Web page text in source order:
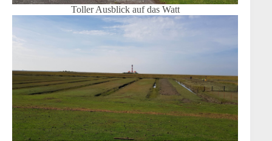
Toller Ausblick auf das Watt